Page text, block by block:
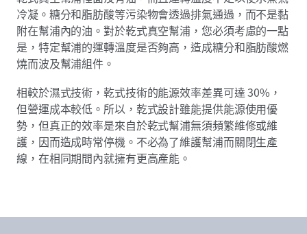
冷凝。糖分和脂肪酸等污染物會透過排氣通過，而不是黏
附在幫浦內的油。對於乾式真空幫浦，您必須考慮的一點
是，特定幫浦的運轉溫度是否夠高，造成糖分和脂肪酸燃
燒而波及幫浦組件。
相較於濕式技術，乾式技術的能源效率差異可達 30%，
但營運成本較低。所以，乾式設計雖能提供能源使用優
勢，但真正的效率是來自於乾式幫浦無須頻繁維修或維
護，因而造成時常停機。不必為了維護幫浦而關閉生產
線，在相同期間內就擁有更高產能。